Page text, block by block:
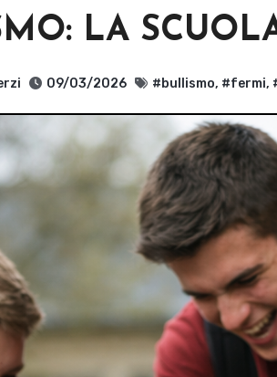
LA
09/03/2026 #bullismo, #fermi,